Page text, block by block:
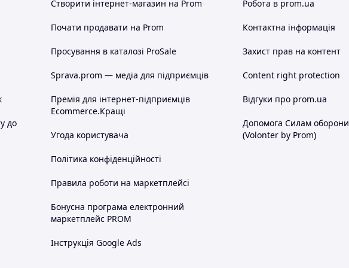
великоднястий стіл ще красивішим і смачнішим із нашими
зараз і отримайте незабутній великодняне свято!
до
Створити інтернет-магазин на Prom
Почати продавати на Prom
Просування в каталозі ProSale
Sprava.prom — медіа для підприємців
Премія для інтернет-підприємців
Ecommerce.Кращі
Угода користувача
Політика конфіденційності
Правила роботи на маркетплейсі
Бонусна програма електронний
маркетплейс PROM
Інструкція Google Ads
Робота в prom.ua
Контактна інформація
Захист прав на контент
Content right protection
Відгуки про prom.ua
Допомога Силам оборони
(Volonter by Prom)